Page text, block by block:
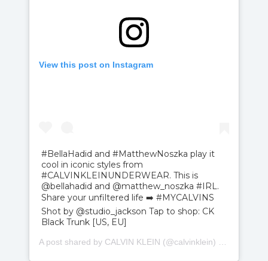
View this post on Instagram
#BellaHadid and #MatthewNoszka play it
cool in iconic styles from
#CALVINKLEINUNDERWEAR. This is
@bellahadid and @matthew_noszka #IRL.
Share your unfiltered life ➡️ #MYCALVINS
Shot by @studio_jackson Tap to shop: CK
Black Trunk [US, EU]